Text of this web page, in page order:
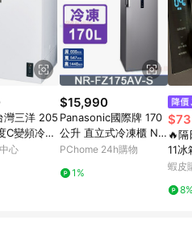
灣三洋 205
C變頻冷凍
心
$15,990
Panasonic國際牌 170
公升 直立式冷凍櫃 NR
-FZ175AV-S
PChome 24h購物
1%
$73
🔥隔
11冰
夜燈
家居
蝦皮